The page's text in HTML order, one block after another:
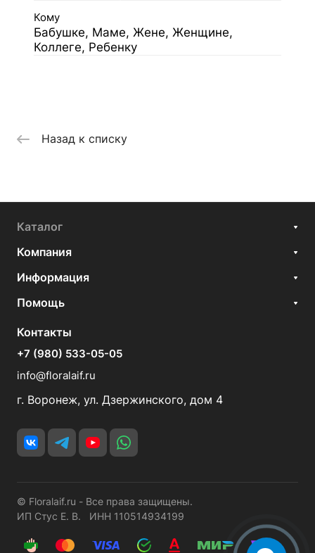
Кому
Бабушке, Маме, Жене, Женщине,
Коллеге, Ребенку
Назад к списку
Каталог
Компания
Информация
Помощь
Контакты
+7 (980) 533-05-05
info@floralaif.ru
г. Воронеж, ул. Дзержинского, дом 4
© Floralaif.ru - Все права защищены.
ИП Стус Е. В. ИНН 110514934199